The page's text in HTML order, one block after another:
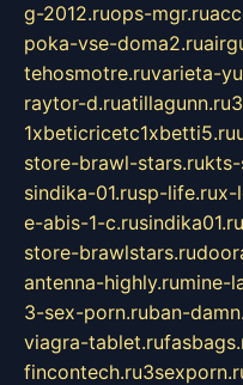
g-2012.ruops-mgr.ru
poka-vse-doma2.ru
tehosmotre.ruvarieta-
raytor-d.ruatillagunn.ru
1xbeticricetc1xbetti5.ru
store-brawl-stars.rukts-
sindika-01.rusp-life.rux-
e-abis-1-c.rusindika01.ru
store-brawlstars.ru
antenna-highly.rumine-
3-sex-porn.ruban-
viagra-tablet.ru
fincontech.ru